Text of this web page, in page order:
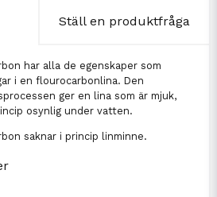
Ställ en produktfråga
har alla de egenskaper som
i en flourocarbonlina. Den
ger en lina som är mjuk,
osynlig under vatten.
saknar i princip linminne.